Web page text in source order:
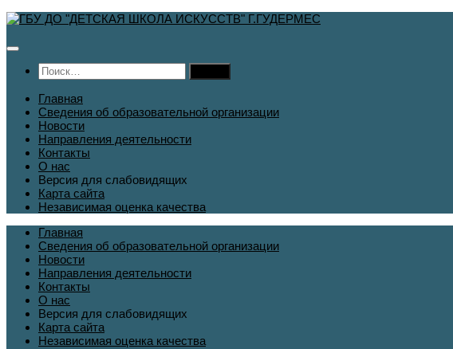
Перейти
содержимому
Найти:
Главная
Сведения об образовательной организации
Новости
Направления деятельности
Контакты
О нас
Версия для слабовидящих
Карта сайта
Независимая оценка качества
Главная
Сведения об образовательной организации
Новости
Направления деятельности
Контакты
О нас
Версия для слабовидящих
Карта сайта
Независимая оценка качества